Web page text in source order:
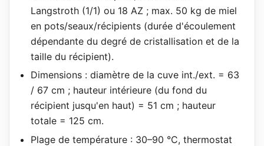
Langstroth (1/1) ou 18 AZ ; max. 50 kg de miel
en pots/seaux/récipients (durée d'écoulement
dépendante du degré de cristallisation et de la
taille du récipient).
Dimensions : diamètre de la cuve int./ext. = 63
/ 67 cm ; hauteur intérieure (du fond du
récipient jusqu'en haut) = 51 cm ; hauteur
totale = 125 cm.
Plage de température : 30–90 °C, thermostat